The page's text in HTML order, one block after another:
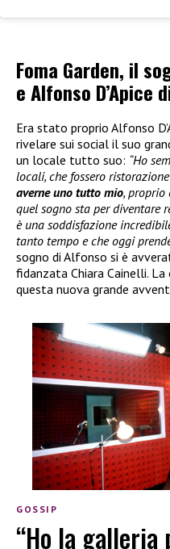
Foma Garden, il
e Alfonso D’Apice
Era stato proprio Alfonso
rivelare sui social il suo
un locale tutto suo: “Ho
locali, che fossero
averne uno tutto mio, proprio
quel sogno sta per diventare
è una soddisfazione
tanto tempo e che oggi
sogno di Alfonso si è
fidanzata Chiara Cainelli.
questa nuova grande
GOSSIP
“Ho la galleria